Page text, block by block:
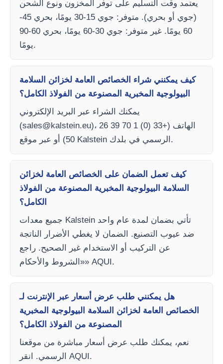
يعتمد وقت التسليم على توفر المخزون ونوع الشحن
(جوي أو بحري). متوفر: جوي 15-30 يومًا، بحري 45-
60 يومًا. غير متوفر: جوي 30-60 يومًا، بحري 60-90
يومًا.
كيف يمكنني شراء الخصائص العامة لخزائن السلامة
البيولوجية المخبرية المصنوعة من الفولاذ الكامل؟
يمكنك الشراء عبر البريد الإلكتروني
(sales@kalstein.eu)، الهاتف (+33 (0) 1 70 39 26
50) أو عبر موقع Kalstein الرسمي في بلدك.
كيف تعمل الضمان على الخصائص العامة لخزائن
السلامة البيولوجية المخبرية المصنوعة من الفولاذ
الكامل؟
جميع معدات Kalstein تأتي بضمان لمدة عام واحد
ضد عيوب التصنيع. الضمان لا يغطي الأضرار الناتجة
عن التركيب أو الاستخدام غير الصحيح. راجع
«الشروط والأحكام» AQUI.
هل يمكنني طلب عرض أسعار عبر الإنترنت لـ
الخصائص العامة لخزائن السلامة البيولوجية المخبرية
المصنوعة من الفولاذ الكامل؟
نعم، يمكنك طلب عرض أسعار مباشرة من موقعنا
الرسمي. انقر AQUI.